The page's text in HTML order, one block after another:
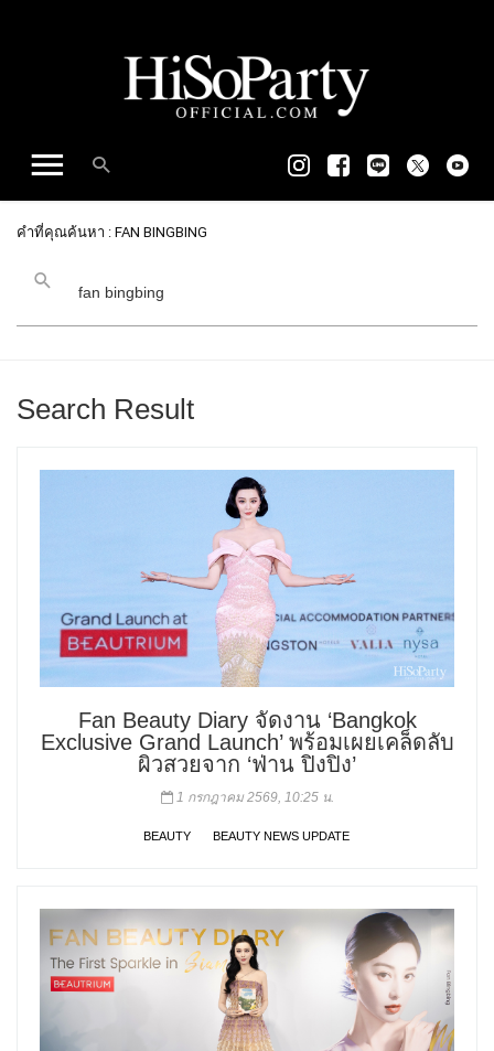
คำที่คุณค้นหา : FAN BINGBING
Search Result
Fan Beauty Diary จัดงาน ‘Bangkok
Exclusive Grand Launch’ พร้อมเผยเคล็ดลับ
ผิวสวยจาก ‘ฟ่าน ปิงปิง’
1 กรกฎาคม 2569, 10:25 น.
BEAUTY BEAUTY NEWS UPDATE